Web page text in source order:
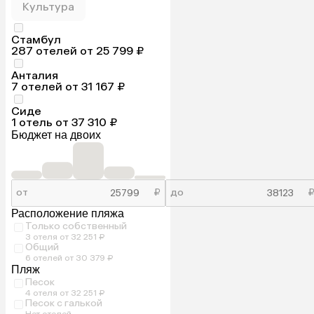
Культура
Стамбул
287 отелей от 25 799 ₽
Анталия
7 отелей от 31 167 ₽
Сиде
1 отель от 37 310 ₽
Бюджет на двоих
от ₽ до
₽
Расположение пляжа
Только собственный
3 отеля от 32 251 ₽
Общий
6 отелей от 30 379 ₽
Пляж
Песок
4 отеля от 32 251 ₽
Песок с галькой